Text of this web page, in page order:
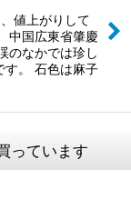
値上がりして
中国広東省肇慶
のなかでは珍し
す。 石色は麻子
っています